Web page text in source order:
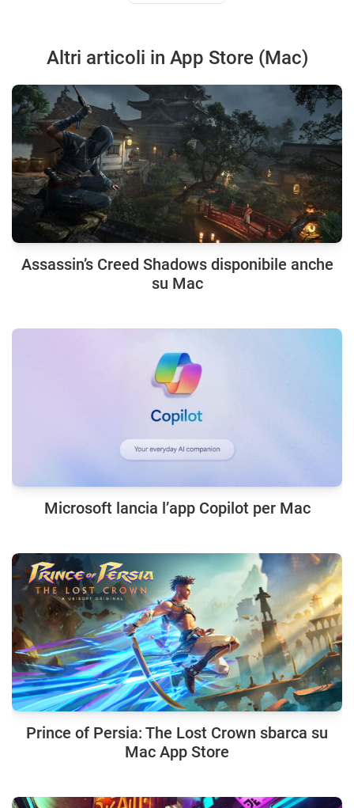
Altri articoli in App Store (Mac)
Assassin’s Creed Shadows disponibile anche
su Mac
Microsoft lancia l’app Copilot per Mac
Prince of Persia: The Lost Crown sbarca su
Mac App Store